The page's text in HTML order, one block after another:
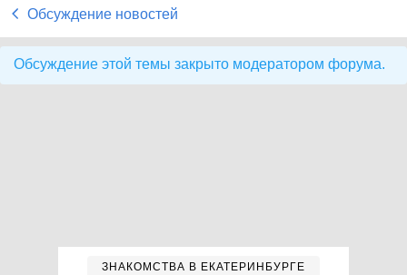
Обсуждение новостей
Обсуждение этой темы закрыто модератором форума.
ЗНАКОМСТВА В ЕКАТЕРИНБУРГЕ